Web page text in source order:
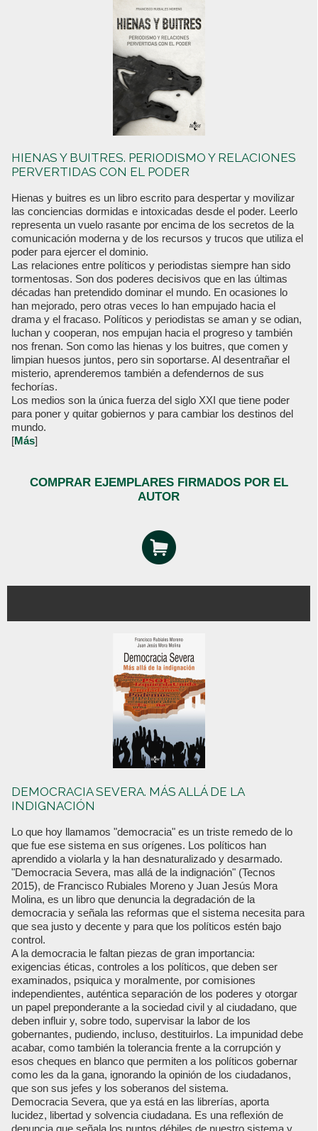
HIENAS Y BUITRES. PERIODISMO Y RELACIONES
PERVERTIDAS CON EL PODER
Hienas y buitres es un libro escrito para despertar y movilizar
las conciencias dormidas e intoxicadas desde el poder. Leerlo
representa un vuelo rasante por encima de los secretos de la
comunicación moderna y de los recursos y trucos que utiliza el
poder para ejercer el dominio.
Las relaciones entre políticos y periodistas siempre han sido
tormentosas. Son dos poderes decisivos que en las últimas
décadas han pretendido dominar el mundo. En ocasiones lo
han mejorado, pero otras veces lo han empujado hacia el
drama y el fracaso. Políticos y periodistas se aman y se odian,
luchan y cooperan, nos empujan hacia el progreso y también
nos frenan. Son como las hienas y los buitres, que comen y
limpian huesos juntos, pero sin soportarse. Al desentrañar el
misterio, aprenderemos también a defendernos de sus
fechorías.
Los medios son la única fuerza del siglo XXI que tiene poder
para poner y quitar gobiernos y para cambiar los destinos del
mundo.
[Más]
COMPRAR EJEMPLARES FIRMADOS POR EL
AUTOR
DEMOCRACIA SEVERA. MÁS ALLÁ DE LA
INDIGNACIÓN
Lo que hoy llamamos "democracia" es un triste remedo de lo
que fue ese sistema en sus orígenes. Los políticos han
aprendido a violarla y la han desnaturalizado y desarmado.
"Democracia Severa, mas allá de la indignación" (Tecnos
2015), de Francisco Rubiales Moreno y Juan Jesús Mora
Molina, es un libro que denuncia la degradación de la
democracia y señala las reformas que el sistema necesita para
que sea justo y decente y para que los políticos estén bajo
control.
A la democracia le faltan piezas de gran importancia:
exigencias éticas, controles a los políticos, que deben ser
examinados, psiquica y moralmente, por comisiones
independientes, auténtica separación de los poderes y otorgar
un papel preponderante a la sociedad civil y al ciudadano, que
deben influir y, sobre todo, supervisar la labor de los
gobernantes, pudiendo, incluso, destituirlos. La impunidad debe
acabar, como también la tolerancia frente a la corrupción y
esos cheques en blanco que permiten a los políticos gobernar
como les da la gana, ignorando la opinión de los ciudadanos,
que son sus jefes y los soberanos del sistema.
Democracia Severa, que ya está en las librerías, aporta
lucidez, libertad y solvencia ciudadana. Es una reflexión de